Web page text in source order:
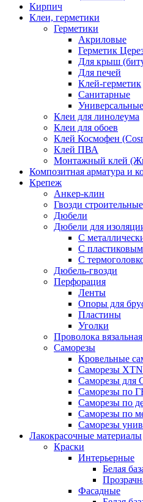
Кирпич
Клеи, герметики
Герметики
Акриловые
Герметик
Для крыш
Для печей
Клей-герметик
Санитарные
Универсальные
Клеи для линолеума
Клеи для обоев
Клей Космофен
Клей ПВА
Монтажный клей
Композитная арматура и
Крепеж
Анкер-клин
Гвозди строительные
Дюбели
Дюбели для
С
С
С
Дюбель-гвозди
Перфорация
Ленты
Опоры для
Пластины
Уголки
Проволока вязальная
Саморезы
Кровельные
Саморезы
Саморезы для
Саморезы по
Саморезы по
Саморезы по
Саморезы
Лакокрасочные материалы
Краски
Интерьерные
Белая
Фасадные